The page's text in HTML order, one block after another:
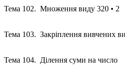
Тема 102. Множення виду 320 • 2
Тема 103. Закріплення вивчених
Тема 104. Ділення суми на число